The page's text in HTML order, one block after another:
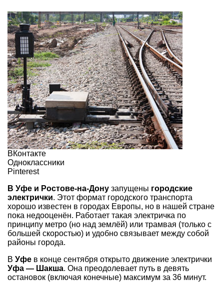
ВКонтакте
Одноклассники
Pinterest
В Уфе и Ростове-на-Дону запущены городские
электрички. Этот формат городского транспорта
хорошо известен в городах Европы, но в нашей стране
пока недооценён. Работает такая электричка по
принципу метро (но над землёй) или трамвая (только с
большей скоростью) и удобно связывает между собой
районы города.
В Уфе в конце сентября открыто движение электрички
Уфа — Шакша. Она преодолевает путь в девять
остановок (включая конечные) максимум за 36 минут.